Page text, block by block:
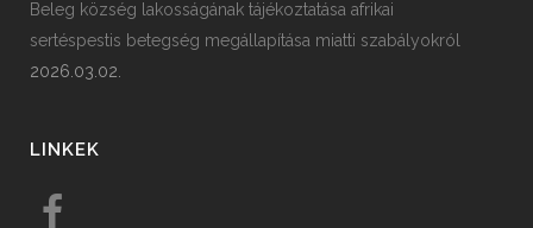
Beleg község lakosságának tájékoztatása afrikai
sertéspestis betegség megállapítása miatti szabályokról
2026.03.02.
LINKEK